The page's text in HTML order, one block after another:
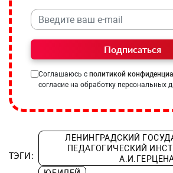
Подписаться
Соглашаюсь с политикой
согласие на обработку персональных
ТЭГИ:
ЛЕНИНГРАДСКИЙ
ПЕДАГОГИЧЕСКИЙ